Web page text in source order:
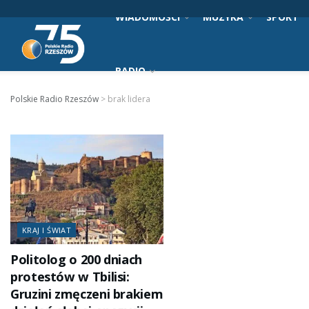
WIADOMOŚCI MUZYKA SPORT
RADIO
Polskie Radio Rzeszów > brak lidera
KRAJ I ŚWIAT
Politolog o 200 dniach
protestów w Tbilisi:
Gruzini zmęczeni brakiem